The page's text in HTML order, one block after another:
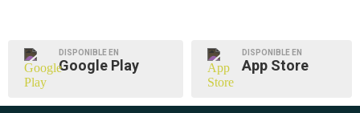
DISPONIBLE EN
Google Play
DISPONIBLE EN
App Store